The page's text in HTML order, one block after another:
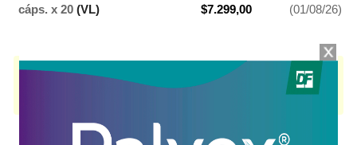
cáps. x 20 (VL) $7.299,00 (01/08/26)
FABOGESIC PLUS ibuprofeno+cafeínay se indica como
. Es producido porSavant Consumer
y cuenta